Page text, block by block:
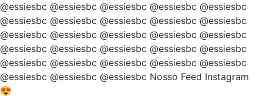
@essiesbc @essiesbc @essiesbc @essiesbc @essiesbc
@essiesbc @essiesbc @essiesbc @essiesbc @essiesbc
@essiesbc @essiesbc @essiesbc @essiesbc @essiesbc
@essiesbc @essiesbc @essiesbc @essiesbc @essiesbc
@essiesbc @essiesbc @essiesbc @essiesbc @essiesbc
@essiesbc @essiesbc @essiesbc Nosso Feed Instagram
😍